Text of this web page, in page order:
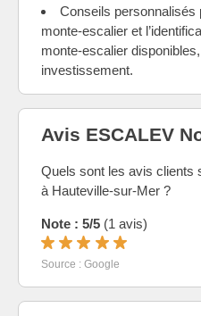
Conseils personnalisés
monte-escalier et
monte-escalier
investissement.
Avis ESCALEV
Quels sont les avis clients
à Hauteville-sur-Mer ?
Note : 5/5 (1 avis)
Source : Google